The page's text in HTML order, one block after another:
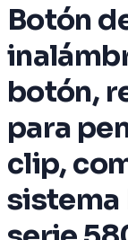
Botón
botón,
para
clip,
sistema